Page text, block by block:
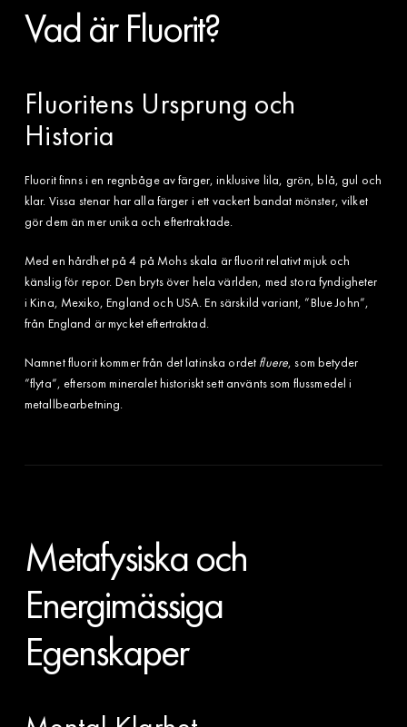
Vad är Fluorit?
Fluoritens Ursprung och
Historia
Fluorit finns i en regnbåge av färger, inklusive lila, grön, blå, gul och
klar. Vissa stenar har alla färger i ett vackert bandat mönster, vilket
gör dem än mer unika och eftertraktade.
Med en hårdhet på 4 på Mohs skala är fluorit relativt mjuk och
känslig för repor. Den bryts över hela världen, med stora fyndigheter
i Kina, Mexiko, England och USA. En särskild variant, ”Blue John”,
från England är mycket eftertraktad.
Namnet fluorit kommer från det latinska ordet fluere, som betyder
”flyta”, eftersom mineralet historiskt sett använts som flussmedel i
metallbearbetning.
Metafysiska och
Energimässiga
Egenskaper